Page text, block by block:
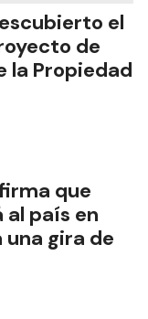
el
de
la Propiedad
que
al país en
gira de